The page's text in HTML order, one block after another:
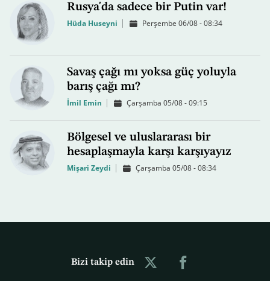
Rusya'da sadece bir Putin var!
Hüda Huseyni Perşembe 06/08 - 08:34
Savaş çağı mı yoksa güç yoluyla
barış çağı mı?
İmil Emin Çarşamba 05/08 - 09:15
Bölgesel ve uluslararası bir
hesaplaşmayla karşı karşıyayız
Mişari Zeydi Çarşamba 05/08 - 08:34
Bizi takip edin